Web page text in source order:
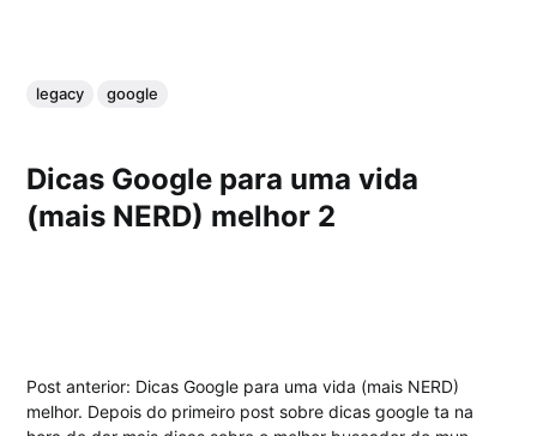
legacy google
Dicas Google para uma vida
(mais NERD) melhor 2
Post anterior: Dicas Google para uma vida (mais NERD)
melhor. Depois do primeiro post sobre dicas google ta na